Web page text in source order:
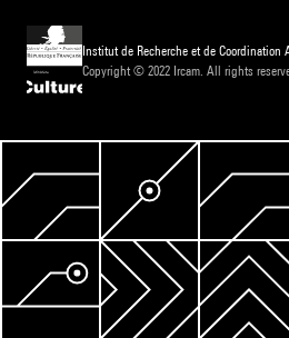
Institut de Recherche et de
Copyright © 2022 Ircam. All rights